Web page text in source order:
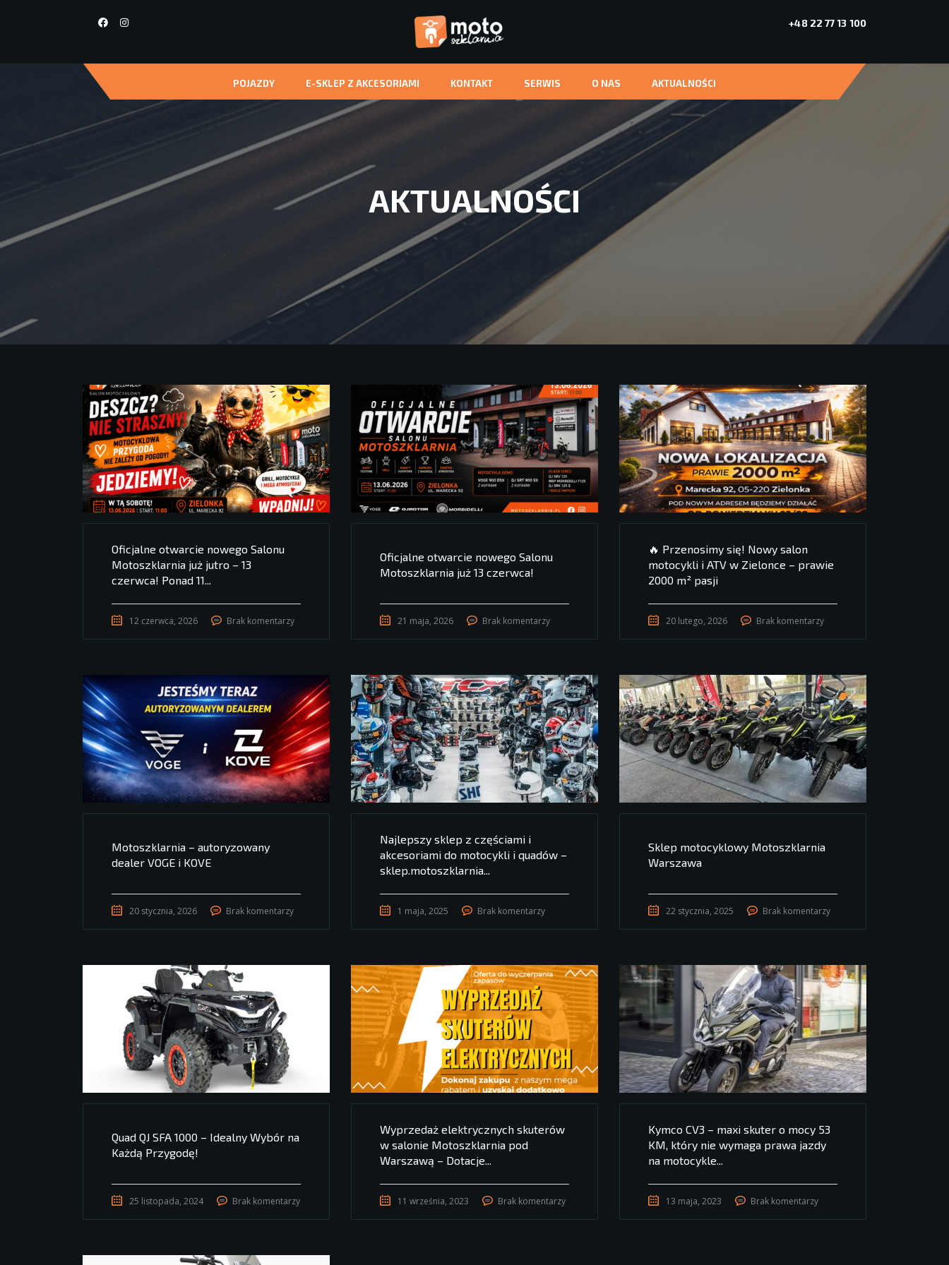
+48 22 77 13 100
POJAZDY E-SKLEP Z AKCESORIAMI KONTAKT SERWIS O NAS AKTUALNOŚCI
AKTUALNOŚCI
Oficjalne otwarcie nowego Salonu
Motoszklarnia już jutro – 13
czerwca! Ponad 11...
12 czerwca, 2026 Brak komentarzy
Oficjalne otwarcie nowego Salonu
Motoszklarnia już 13 czerwca!
21 maja, 2026 Brak komentarzy
🔥 Przenosimy się! Nowy salon
motocykli i ATV w Zielonce – prawie
2000 m² pasji
20 lutego, 2026 Brak komentarzy
Motoszklarnia – autoryzowany
dealer VOGE i KOVE
20 stycznia, 2026 Brak komentarzy
Najlepszy sklep z częściami i
akcesoriami do motocykli i quadów –
sklep.motoszklarnia...
1 maja, 2025 Brak komentarzy
Sklep motocyklowy Motoszklarnia
Warszawa
22 stycznia, 2025 Brak komentarzy
Quad QJ SFA 1000 – Idealny Wybór na
Każdą Przygodę!
25 listopada, 2024 Brak komentarzy
Wyprzedaż elektrycznych skuterów
w salonie Motoszklarnia pod
Warszawą – Dotacje...
11 września, 2023 Brak komentarzy
Kymco CV3 – maxi skuter o mocy 53
KM, który nie wymaga prawa jazdy
na motocykle...
13 maja, 2023 Brak komentarzy